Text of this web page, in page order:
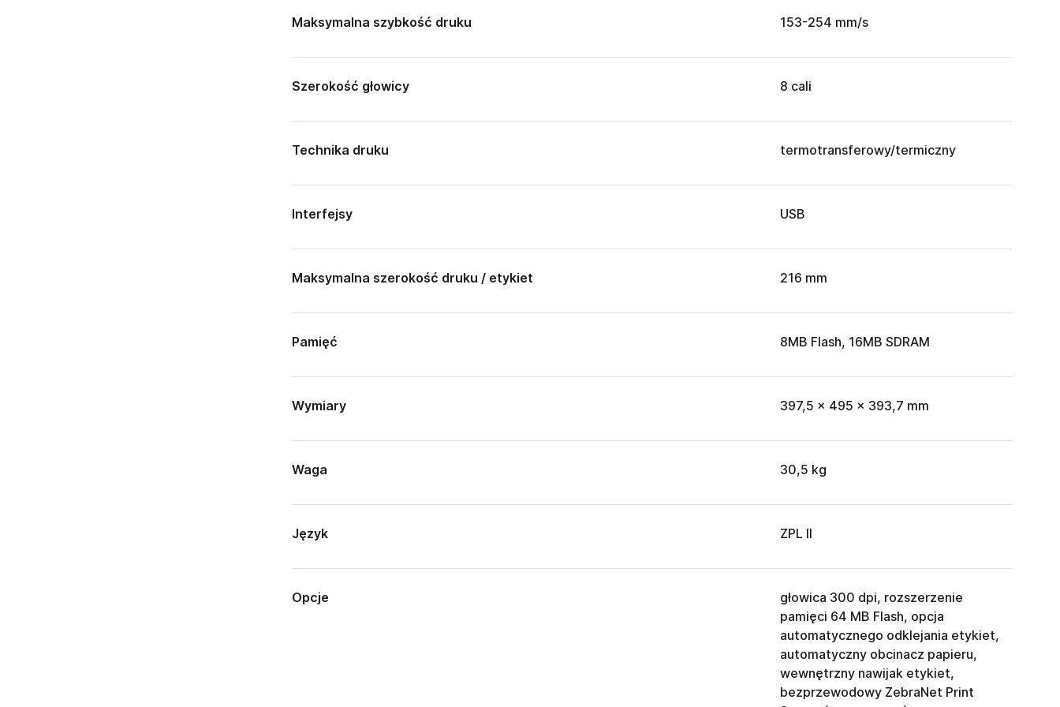
Maksymalna szybkość druku 153-254 mm/s
Szerokość głowicy 8 cali
Technika druku termotransferowy/termiczny
Interfejsy USB
Maksymalna szerokość druku / etykiet 216 mm
Pamięć 8MB Flash, 16MB SDRAM
Wymiary 397,5 x 495 x 393,7 mm
Waga 30,5 kg
Język ZPL II
Opcje
głowica 300 dpi, rozszerzenie
pamięci 64 MB Flash, opcja
automatycznego odklejania etykiet,
automatyczny obcinacz papieru,
wewnętrzny nawijak etykiet,
bezprzewodowy ZebraNet Print